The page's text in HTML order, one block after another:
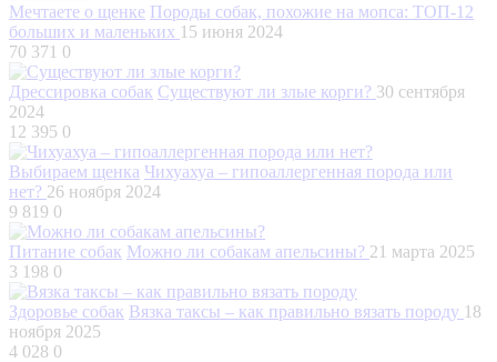
Мечтаете о щенке Породы собак, похожие на мопса: ТОП-12
больших и маленьких 15 июня 2024
70 371 0
Дрессировка собак Существуют ли злые корги? 30 сентября
2024
12 395 0
Выбираем щенка Чихуахуа – гипоаллергенная порода или
нет? 26 ноября 2024
9 819 0
Питание собак Можно ли собакам апельсины? 21 марта 2025
3 198 0
Здоровье собак Вязка таксы – как правильно вязать породу 18
ноября 2025
4 028 0